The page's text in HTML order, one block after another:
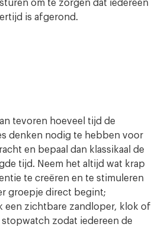
om te zorgen dat iedereen
is afgerond.
tevoren hoeveel tijd de
denken nodig te hebben voor
en bepaal dan klassikaal de
tijd. Neem het altijd wat krap
te creëren en te stimuleren
groepje direct begint;
een zichtbare zandloper, klok of
zodat iedereen de